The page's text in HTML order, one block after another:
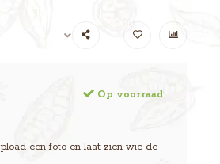
Op voorraad
een foto en laat zien wie de